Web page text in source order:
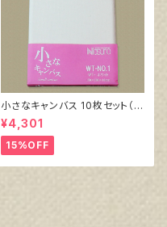
小さなキャンバス 10枚セット（ホ
ワイト塗りキャンバス張り）
¥4,301
15%OFF